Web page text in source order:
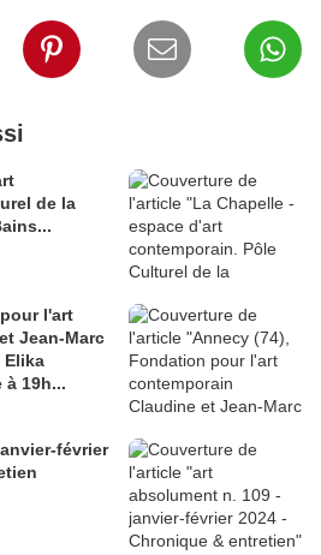
de la
l'art
Jean-Marc
Elika
à 19h...
février